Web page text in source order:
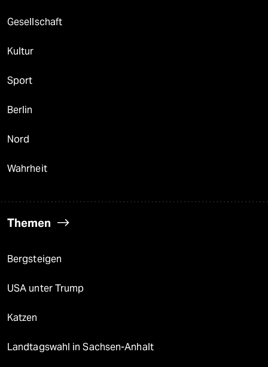
Gesellschaft
Kultur
Sport
Berlin
Nord
Wahrheit
Themen
Bergsteigen
USA unter Trump
Katzen
Landtagswahl in Sachsen-Anhalt